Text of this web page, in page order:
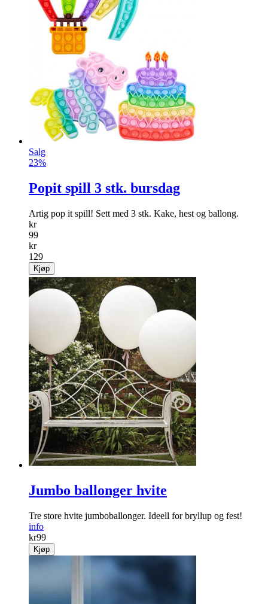
Salg
23%
Popit spill 3 stk. bursdag
Artig pop it spill! Sett med 3 stk. Kake, hest og ballong.
kr
99
kr
129
Kjøp
Jumbo ballonger hvite
Tre store hvite jumboballonger. Ideell for bryllup og fest!
info
kr99
Kjøp